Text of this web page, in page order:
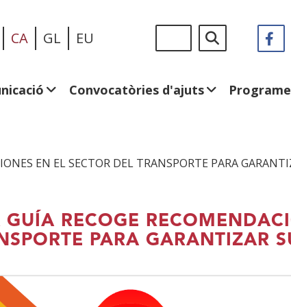
CA GL EU
en:
Convocatòries d'ajuts
EN EL SECTOR DEL TRANSPORTE PARA
GUÍA RECOGE
PARA GARANTIZAR